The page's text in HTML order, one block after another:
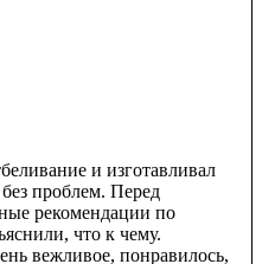
и изготавливал
проблем. Перед
рекомендации по
что к чему.
вежливое, понравилось,